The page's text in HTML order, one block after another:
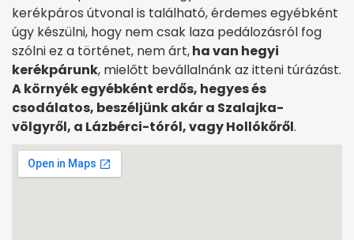
kerékpáros útvonal is található, érdemes egyébként
úgy készülni, hogy nem csak laza pedálozásról fog
szólni ez a történet, nem árt,ha van hegyi
kerékpárunk, mielőtt bevállalnánk az itteni túrázást.
A környék egyébként erdős, hegyes és
csodálatos, beszéljünk akár a Szalajka-
völgyről, a Lázbérci-tóról, vagy Hollókőről.